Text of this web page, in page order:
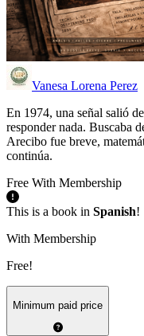
Vanesa Lorena Perez
En 1974, una señal salió
responder nada. Buscaba
Arecibo fue breve,
continúa.
Free With Membership
This is a book in Spanish!
With Membership
Free!
Minimum paid price